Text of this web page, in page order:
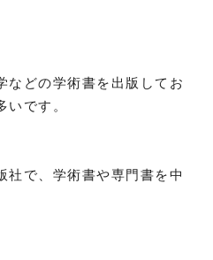
などの学術書を出版してお
いです。
社で、学術書や専門書を中